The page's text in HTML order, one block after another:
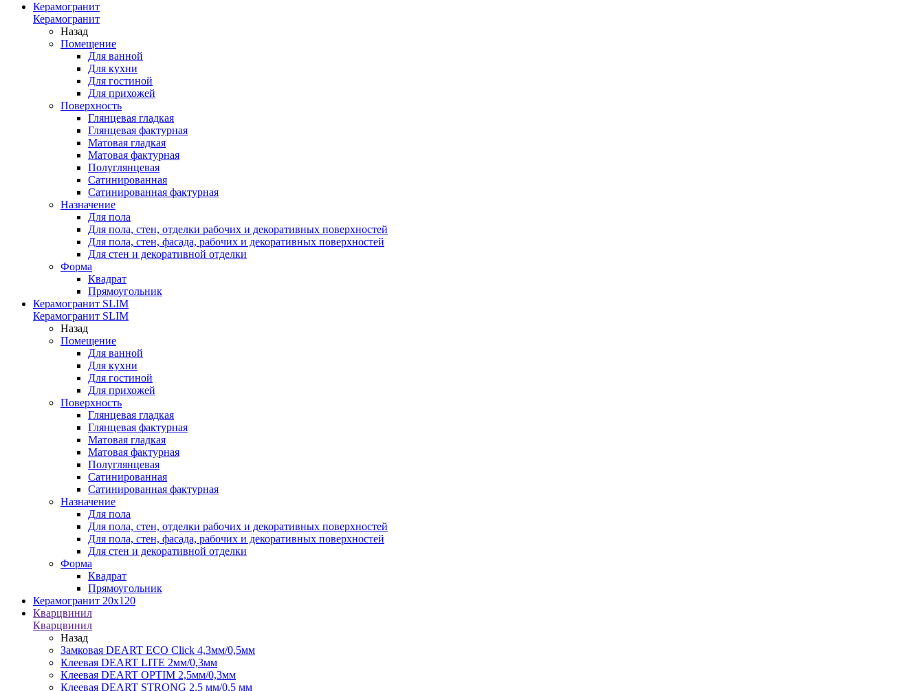
Керамогранит
Керамогранит
Назад
Помещение
Для ванной
Для кухни
Для гостиной
Для прихожей
Поверхность
Глянцевая гладкая
Глянцевая фактурная
Матовая гладкая
Матовая фактурная
Полуглянцевая
Сатинированная
Сатинированная фактурная
Назначение
Для пола
Для пола, стен, отделки рабочих и декоративных поверхностей
Для пола, стен, фасада, рабочих и декоративных поверхностей
Для стен и декоративной отделки
Форма
Квадрат
Прямоугольник
Керамогранит SLIM
Керамогранит SLIM
Назад
Помещение
Для ванной
Для кухни
Для гостиной
Для прихожей
Поверхность
Глянцевая гладкая
Глянцевая фактурная
Матовая гладкая
Матовая фактурная
Полуглянцевая
Сатинированная
Сатинированная фактурная
Назначение
Для пола
Для пола, стен, отделки рабочих и декоративных поверхностей
Для пола, стен, фасада, рабочих и декоративных поверхностей
Для стен и декоративной отделки
Форма
Квадрат
Прямоугольник
Керамогранит 20х120
Кварцвинил
Кварцвинил
Назад
Замковая DEART ECO Click 4,3мм/0,5мм
Клеевая DEART LITE 2мм/0,3мм
Клеевая DEART OPTIM 2,5мм/0,3мм
Клеевая DEART STRONG 2,5 мм/0,5 мм